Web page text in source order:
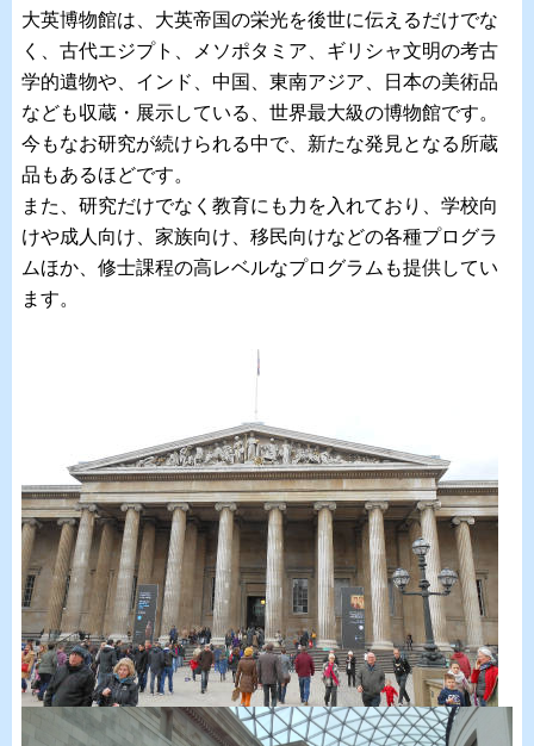
大英博物館は、大英帝国の栄光を後世に伝えるだけでな
く、古代エジプト、メソポタミア、ギリシャ文明の考古
学的遺物や、インド、中国、東南アジア、日本の美術品
なども収蔵・展示している、世界最大級の博物館です。
今もなお研究が続けられる中で、新たな発見となる所蔵
品もあるほどです。
また、研究だけでなく教育にも力を入れており、学校向
けや成人向け、家族向け、移民向けなどの各種プログラ
ムほか、修士課程の高レベルなプログラムも提供してい
ます。